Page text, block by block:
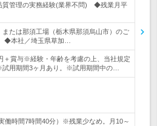
管理の実務経験(業界不問) ◆残業月平
たは那須工場（栃木県那須烏山市）のご
◆本社／埼玉県草加…
＋賞与※経験・年齢を考慮の上、当社規定
用期間3ヶ月あり。※試用期間中の…
働時間7時間40分）※残業少なめ。月10～